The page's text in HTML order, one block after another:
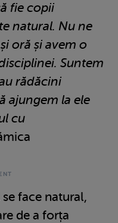
fie copii
natural. Nu ne
oră și avem o
Suntem
rădăcini
ajungem la ele
cu
face natural,
de a forța